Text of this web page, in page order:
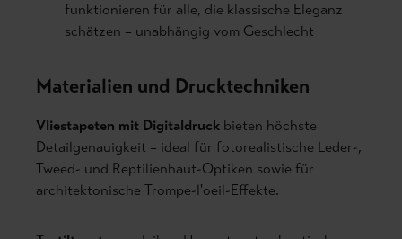
funktionieren für alle, die klassische Eleganz
schätzen – unabhängig vom Geschlecht
Materialien und Drucktechniken
Vliestapeten mit Digitaldruck bieten höchste
Detailgenauigkeit – ideal für fotorealistische Leder-,
Tweed- und Reptilienhaut-Optiken sowie für
architektonische Trompe-l'oeil-Effekte.